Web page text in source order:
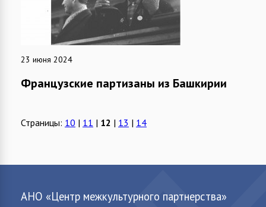
23 июня 2024
Французские партизаны из Башкирии
Страницы: 10 | 11 | 12 | 13 | 14
АНО «Центр межкультурного партнерства»